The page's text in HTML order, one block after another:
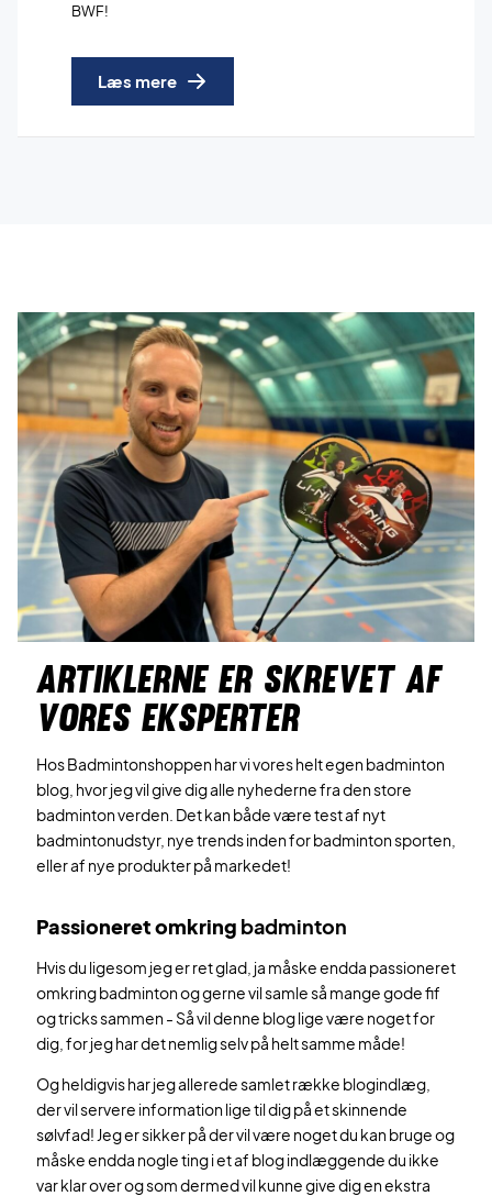
BWF!
Læs mere
ARTIKLERNE ER SKREVET AF
VORES EKSPERTER
Hos Badmintonshoppen har vi vores helt egen badminton
blog, hvor jeg vil give dig alle nyhederne fra den store
badminton verden. Det kan både være test af nyt
badmintonudstyr, nye trends inden for badminton sporten,
eller af nye produkter på markedet!
Passioneret omkring badminton
Hvis du ligesom jeg er ret glad, ja måske endda passioneret
omkring badminton og gerne vil samle så mange gode fif
og tricks sammen - Så vil denne blog lige være noget for
dig, for jeg har det nemlig selv på helt samme måde!
Og heldigvis har jeg allerede samlet række blogindlæg,
der vil servere information lige til dig på et skinnende
sølvfad! Jeg er sikker på der vil være noget du kan bruge og
måske endda nogle ting i et af blog indlæggende du ikke
var klar over og som dermed vil kunne give dig en ekstra